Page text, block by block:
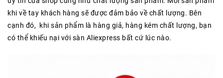
khi về tay khách hàng sẽ được đảm bảo về chất lượng. Bên
cạnh đó, khi sản phẩm là hàng giả, hàng kém chất lượng, bạn
có thể khiếu nại với sàn Aliexpress bất cứ lúc nào.